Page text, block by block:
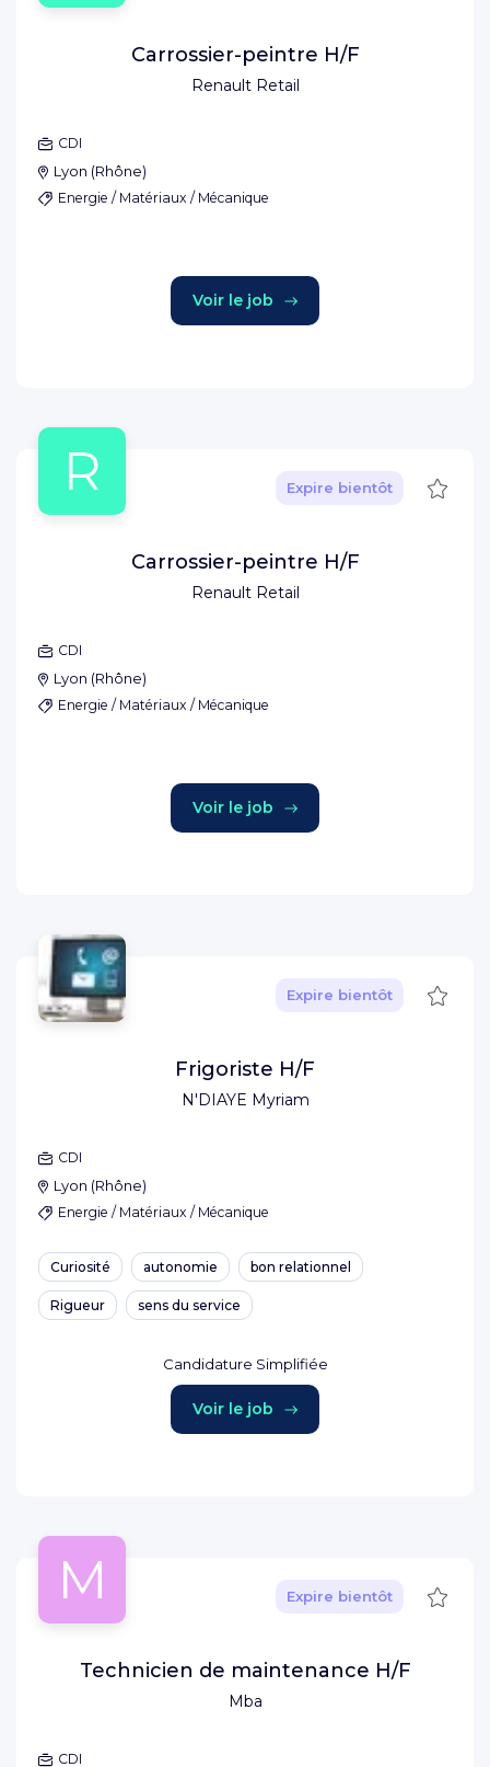
Renault Retail
Carrossier-peintre H/F
CDI
Lyon (Rhône)
Energie / Matériaux / Mécanique
Voir le job
R
Renault Retail
Expire bientôt
Carrossier-peintre H/F
CDI
Lyon (Rhône)
Energie / Matériaux / Mécanique
Voir le job
N'DIAYE Myriam
Expire bientôt
Frigoriste H/F
CDI
Lyon (Rhône)
Energie / Matériaux / Mécanique
Curiosité autonomie bon relationnel
Rigueur sens du service
Candidature Simplifiée
Voir le job
M
Mba
Expire bientôt
Technicien de maintenance H/F
CDI